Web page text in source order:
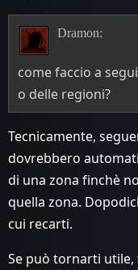
Dramon:
come faccio a
o delle regioni?
Tecnicamente,
dovrebbero
di una zona finchè
quella zona.
cui recarti.
Se può tornarti utile,